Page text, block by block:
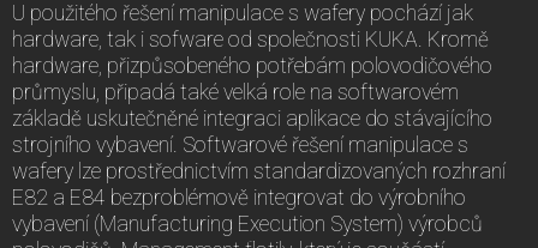
U použitého řešení manipulace s wafery pochází jak
hardware, tak i sofware od společnosti KUKA. Kromě
hardware, přizpůsobeného potřebám polovodičového
průmyslu, připadá také velká role na softwarovém
základě uskutečněné integraci aplikace do stávajícího
strojního vybavení. Softwarové řešení manipulace s
wafery lze prostřednictvím standardizovaných rozhraní
E82 a E84 bezproblémově integrovat do výrobního
vybavení (Manufacturing Execution System) výrobců